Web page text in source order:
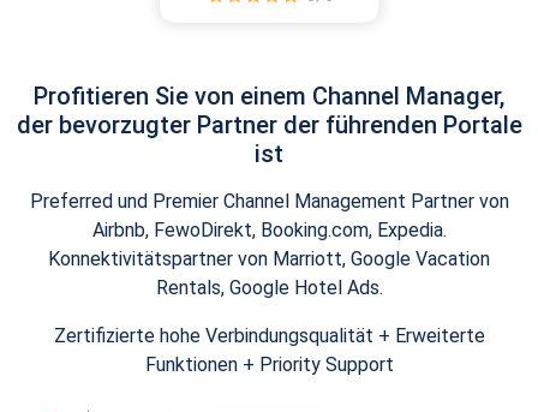
Profitieren Sie von einem Channel Manager,
der bevorzugter Partner der führenden Portale
ist
Preferred und Premier Channel Management Partner von
Airbnb, FewoDirekt, Booking.com, Expedia.
Konnektivitätspartner von Marriott, Google Vacation
Rentals, Google Hotel Ads.
Zertifizierte hohe Verbindungsqualität + Erweiterte
Funktionen + Priority Support